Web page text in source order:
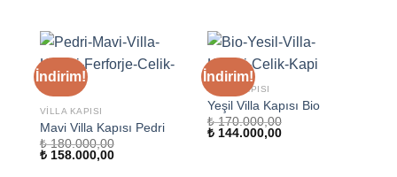
İndirim!
VILLA KAPISI
Mavi Villa Kapısı Pedri
₺180.000,00
Orijinal
₺158.000,00Şu
İndirim!
VILLA KAPISI
Yeşil Villa Kapısı Bio
₺170.000,00
Orijinal
₺144.000,00Şu